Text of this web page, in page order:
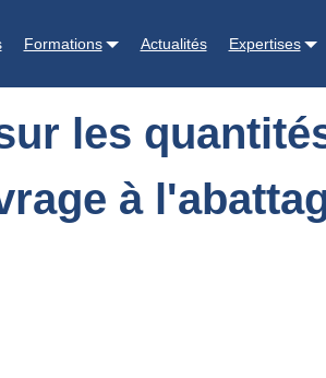
Formations Actualités Expertises
les
à